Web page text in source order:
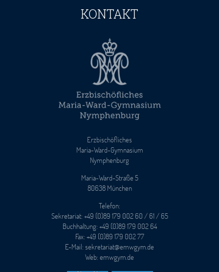
KONTAKT
Erzbischöfliches
Maria-Ward-Gymnasium
Nymphenburg
Maria-Ward-Straße 5
80638 München
Telefon:
Sekretariat: +49 (0)89 179 002 60 / 61 / 65
Buchhaltung: +49 (0)89 179 002 64
Fax: +49 (0)89 179 002 77
E-Mail: sekretariat@emwgym.de
Web: emwgym.de